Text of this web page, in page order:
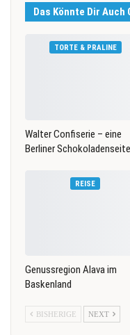
Das Könnte Dir Auch
TORTE & PRALINE
Walter Confiserie – eine
Berliner Schokoladenseite
REISE
Genussregion Alava im
Baskenland
BISHERIGE NEXT